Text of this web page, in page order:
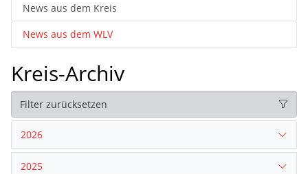
News aus dem Kreis
News aus dem WLV
Kreis-Archiv
Filter zurücksetzen
2026
2025